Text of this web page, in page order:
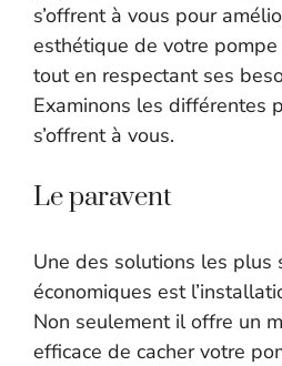
s’offrent à vous pour
esthétique de votre
tout en respectant ses
Examinons les différentes
s’offrent à vous.
Le paravent
Une des solutions les plus
économiques est
Non seulement il offre un
efficace de cacher votre